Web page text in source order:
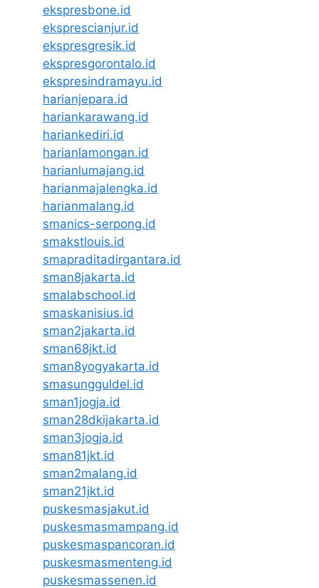
ekspresbone.id
eksprescianjur.id
ekspresgresik.id
ekspresgorontalo.id
ekspresindramayu.id
harianjepara.id
hariankarawang.id
hariankediri.id
harianlamongan.id
harianlumajang.id
harianmajalengka.id
harianmalang.id
smanics-serpong.id
smakstlouis.id
smapraditadirgantara.id
sman8jakarta.id
smalabschool.id
smaskanisius.id
sman2jakarta.id
sman68jkt.id
sman8yogyakarta.id
smasungguldel.id
sman1jogja.id
sman28dkijakarta.id
sman3jogja.id
sman81jkt.id
sman2malang.id
sman21jkt.id
puskesmasjakut.id
puskesmasmampang.id
puskesmaspancoran.id
puskesmasmenteng.id
puskesmassenen.id